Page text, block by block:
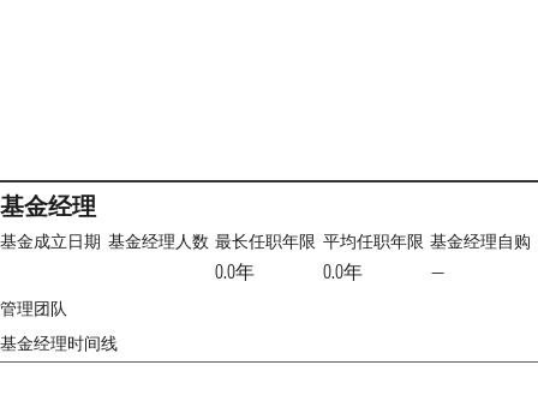
基金经理
基金成立日期 基金经理人数 最长任职年限
0.0年
平均任职年限
0.0年
基金经理自购
—
管理团队
基金经理时间线